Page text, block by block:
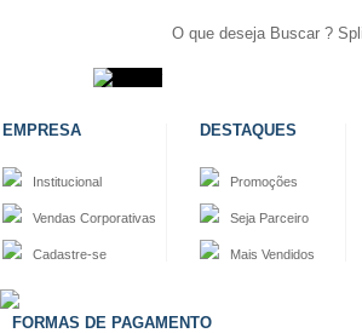
EMPRESA
Institucional
Vendas Corporativas
Cadastre-se
DESTAQUES
Promoções
Seja Parceiro
Mais Vendidos
FORMAS DE PAGAMENTO